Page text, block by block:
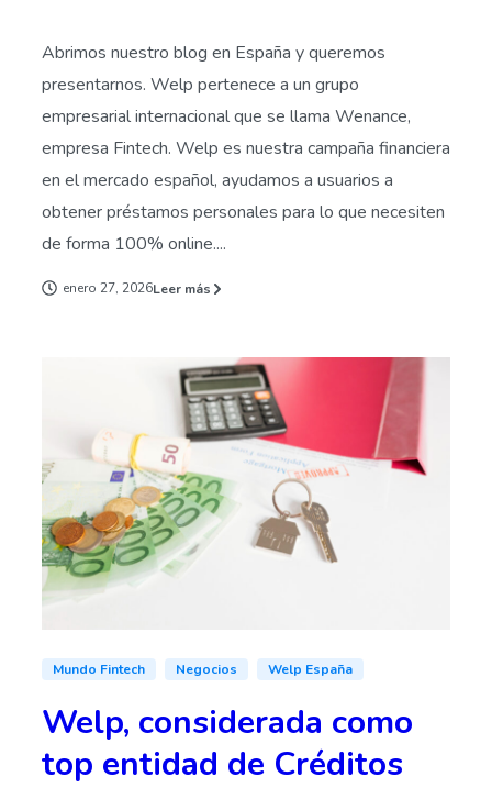
Abrimos nuestro blog en España y queremos
presentarnos. Welp pertenece a un grupo
empresarial internacional que se llama Wenance,
empresa Fintech. Welp es nuestra campaña financiera
en el mercado español, ayudamos a usuarios a
obtener préstamos personales para lo que necesiten
de forma 100% online....
enero 27, 2026Leer más
Mundo Fintech Negocios Welp España
Welp, considerada como
top entidad de Créditos